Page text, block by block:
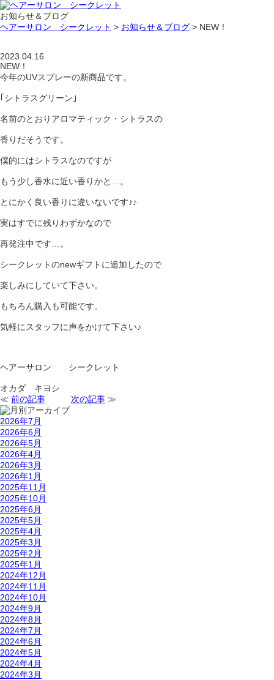
お知らせ＆ブログ
ヘアーサロン シークレット > お知らせ＆ブログ > NEW！
2023.04.16
NEW！
今年のUVスプレーの新商品です。
｢シトラスグリーン｣
名前のとおりアロマティック・シトラスの
香りだそうです。
僕的にはシトラスなのですが
もう少し香水に近い香りかと…。
とにかく良い香りに違いないです♪♪
実はすでに残りわずかなので
再発注中です…。
シークレットのnewギフトに追加したので
楽しみにしていて下さい。
もちろん購入も可能です。
気軽にスタッフに声をかけて下さい♪
ヘアーサロン シークレット
オカダ キヨシ
≪ 前の記事 次の記事 ≫
2026年7月
2026年6月
2026年5月
2026年4月
2026年3月
2026年1月
2025年11月
2025年10月
2025年6月
2025年5月
2025年4月
2025年3月
2025年2月
2025年1月
2024年12月
2024年11月
2024年10月
2024年9月
2024年8月
2024年7月
2024年6月
2024年5月
2024年4月
2024年3月